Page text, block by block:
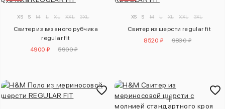
XS S M L XL XXL 3XL
Свитер из вязаного рубчика
regular fit
4900 ₽
5900 ₽
XS S M L XL XXL 3XL
Свитер из шерсти regular fit
8520 ₽
9830 ₽